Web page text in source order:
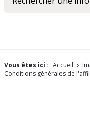
Vous êtes ici : Accueil
Conditions générales de